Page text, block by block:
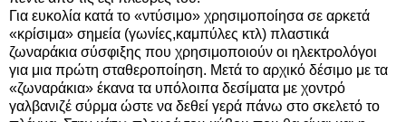
Για ευκολία κατά το «ντύσιμο» χρησιμοποίησα σε αρκετά
«κρίσιμα» σημεία (γωνίες,καμπύλες κτλ) πλαστικά
ζωναράκια σύσφιξης που χρησιμοποιούν οι ηλεκτρολόγοι
για μια πρώτη σταθεροποίηση. Μετά το αρχικό δέσιμο με τα
«ζωναράκια» έκανα τα υπόλοιπα δεσίματα με χοντρό
γαλβανιζέ σύρμα ώστε να δεθεί γερά πάνω στο σκελετό το